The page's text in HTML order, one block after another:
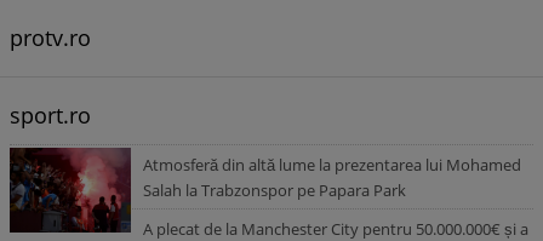
protv.ro
sport.ro
Atmosferă din altă lume la prezentarea lui Mohamed
Salah la Trabzonspor pe Papara Park
A plecat de la Manchester City pentru 50.000.000€ și a